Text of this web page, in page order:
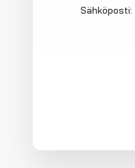
Sähköposti: